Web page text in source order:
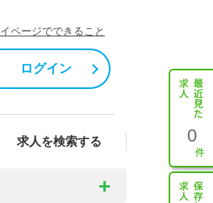
ページでできること
ログイン
求人を検索する 0